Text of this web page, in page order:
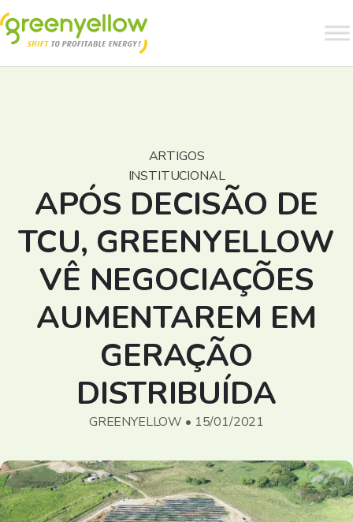
ARTIGOS
INSTITUCIONAL
APÓS DECISÃO DE
TCU, GREENYELLOW
VÊ NEGOCIAÇÕES
AUMENTAREM EM
GERAÇÃO
DISTRIBUÍDA
GREENYELLOW • 15/01/2021